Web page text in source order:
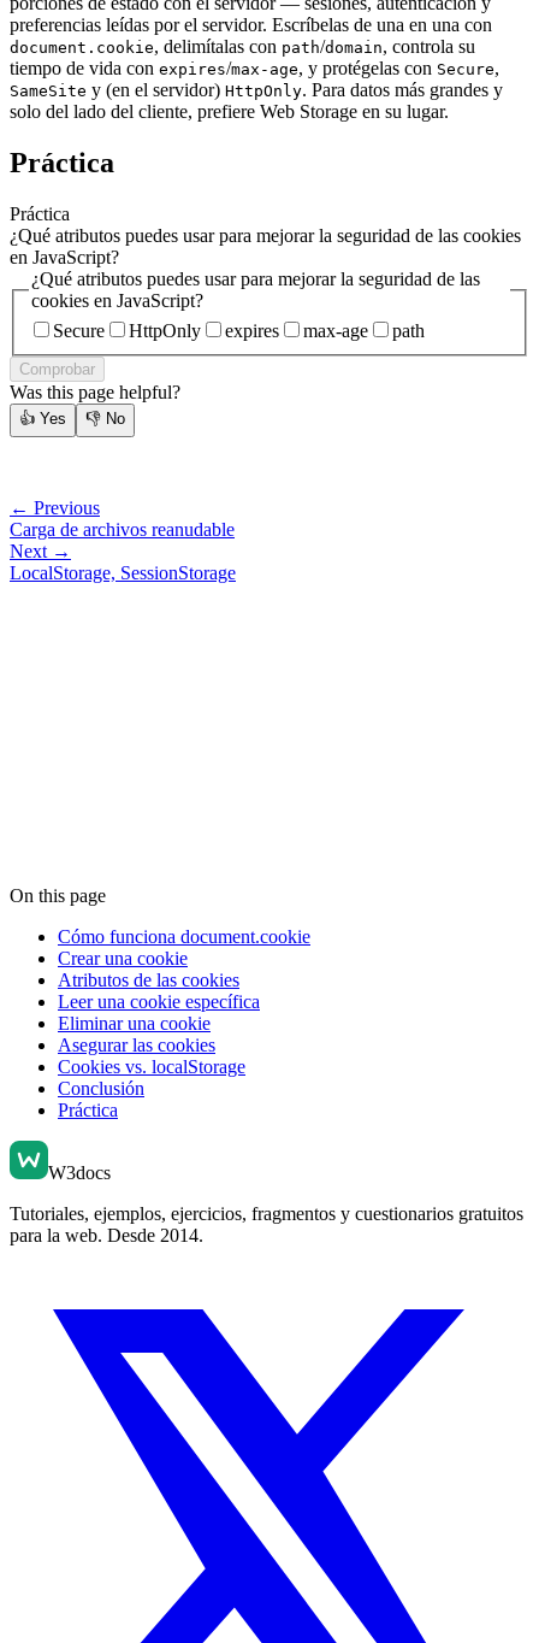
preferencias leídas por el servidor. Escríbelas de una en una con
document.cookie, delimítalas con path/domain, controla su
tiempo de vida con expires/max-age, y protégelas con Secure,
SameSite y (en el servidor) HttpOnly. Para datos más grandes y
solo del lado del cliente, prefiere Web Storage en su lugar.
Práctica
Práctica
¿Qué atributos puedes usar para mejorar la seguridad de las cookies
en JavaScript?
¿Qué atributos puedes usar para mejorar la seguridad de las
cookies en JavaScript?
Secure
HttpOnly expires max-age path
Comprobar
Was this page helpful?
👍 Yes 👎 No
← Previous
Carga de archivos reanudable
Next →
LocalStorage, SessionStorage
On this page
Cómo funciona document.cookie
Crear una cookie
Atributos de las cookies
Leer una cookie específica
Eliminar una cookie
Asegurar las cookies
Cookies vs. localStorage
Conclusión
Práctica
W3docs
Tutoriales, ejemplos, ejercicios, fragmentos y cuestionarios gratuitos
para la web. Desde 2014.